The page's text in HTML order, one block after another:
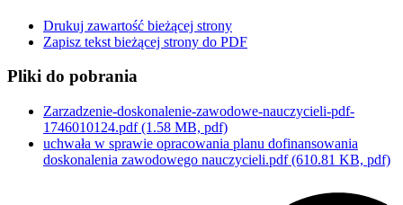
Drukuj zawartość bieżącej strony
Zapisz tekst bieżącej strony do PDF
Pliki do pobrania
Zarzadzenie-doskonalenie-zawodowe-nauczycieli-pdf-
1746010124.pdf(1.58 MB, pdf)
uchwała w sprawie opracowania planu dofinansowania
doskonalenia zawodowego nauczycieli.pdf(610.81 KB, pdf)